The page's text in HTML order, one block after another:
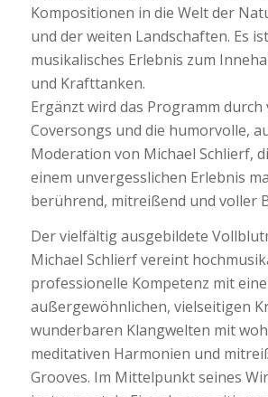
Kompositionen in die Welt der
und der weiten Landschaften. Es
musikalisches Erlebnis zum
und Krafttanken.
Ergänzt wird das Programm
Coversongs und die humorvolle,
Moderation von Michael Schlierf,
einem unvergesslichen Erlebnis
berührend, mitreißend und voller
Der vielfältig ausgebildete
Michael Schlierf vereint
professionelle Kompetenz mit
außergewöhnlichen, vielseitigen
wunderbaren Klangwelten mit
meditativen Harmonien und
Grooves. Im Mittelpunkt seines